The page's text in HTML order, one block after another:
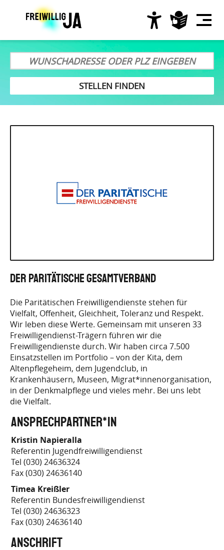
Hauptnavigation
Der Paritätische Gesamtverband
Die Paritätischen Freiwilligendienste stehen für
Vielfalt, Offenheit, Gleichheit, Toleranz und Respekt.
Wir leben diese Werte. Gemeinsam mit unseren 33
Freiwilligendienst-Trägern führen wir die
Freiwilligendienste durch. Wir haben circa 7.500
Einsatzstellen im Portfolio – von der Kita, dem
Altenpflegeheim, dem Jugendclub, in
Krankenhäusern, Museen, Migrat*innenorganisation,
in der Denkmalpflege und vieles mehr. Bei uns lebt
die Vielfalt.
Ansprechpartner*in
Kristin Napieralla
Referentin Jugendfreiwilligendienst
Tel (030) 24636324
Fax (030) 24636140
Timea Kreißler
Referentin Bundesfreiwilligendienst
Tel (030) 24636323
Fax (030) 24636140
Anschrift